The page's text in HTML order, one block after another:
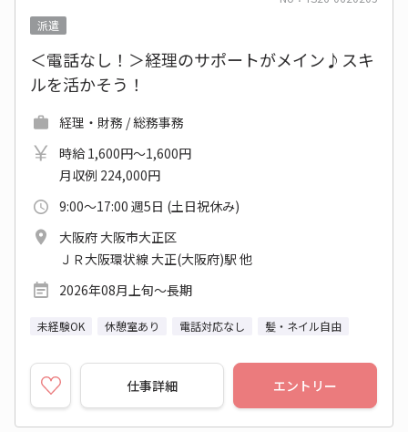
派遣
＜電話なし！＞経理のサポートがメイン♪スキ
ルを活かそう！
経理・財務 / 総務事務
時給 1,600円～1,600円
月収例 224,000円
9:00～17:00 週5日 (土日祝休み)
大阪府 大阪市大正区
ＪＲ大阪環状線 大正(大阪府)駅 他
2026年08月上旬～長期
未経験OK 休憩室あり 電話対応なし 髪・ネイル自由
仕事詳細 エントリー